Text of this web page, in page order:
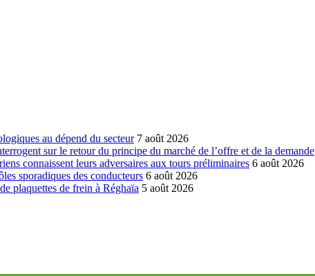
au dépend du secteur 7 août 2026
sur le retour du principe du marché de l’offre et de la demande
connaissent leurs adversaires aux tours préliminaires 6 août 2026
sporadiques des conducteurs 6 août 2026
plaquettes de frein à Réghaïa 5 août 2026